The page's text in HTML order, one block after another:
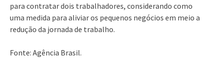
para contratar dois trabalhadores, considerando como
uma medida para aliviar os pequenos negócios em meio a
redução da jornada de trabalho.
Fonte: Agência Brasil.